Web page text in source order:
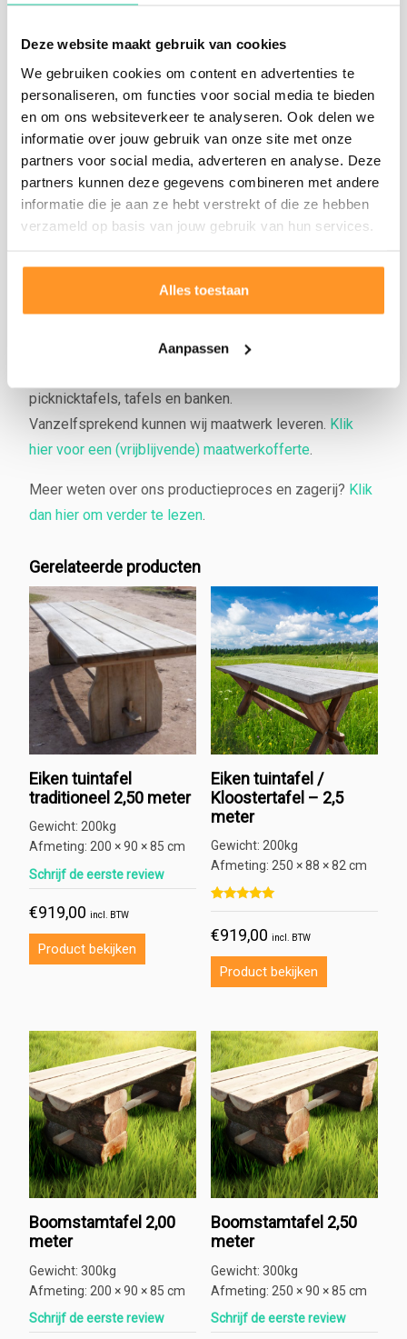
Deze website maakt gebruik van cookies
We gebruiken cookies om content en advertenties te
personaliseren, om functies voor social media te bieden
en om ons websiteverkeer te analyseren. Ook delen we
informatie over jouw gebruik van onze site met onze
partners voor social media, adverteren en analyse. Deze
partners kunnen deze gegevens combineren met andere
informatie die je aan ze hebt verstrekt of die ze hebben
verzameld op basis van jouw gebruik van hun services.
Alles toestaan
Aanpassen
Afhankelijk van het seizoen kan de voorraad en
levertijd variëren. Doorgaans kunnen wij binnen 3
weken leveren (meestal sneller). Wij hebben geen
massa productie. Elk product, wat het ook is, is
maatwerk en dus uniek. De meeste producten worden
dan ook op bestelling gemaakt of zijn beperkt op
voorraad.
reguliere vervoerder i.v.m. het gewicht. U kunt uw tafel
picknicktafels, tafels en banken.
Vanzelfsprekend kunnen wij maatwerk leveren. Klik
hier voor een (vrijblijvende) maatwerkofferte.
Meer weten over ons productieproces en zagerij? Klik
dan hier om verder te lezen.
Gerelateerde producten
Eiken tuintafel
traditioneel 2,50 meter
Gewicht: 200kg
Afmeting: 200 × 90 × 85 cm
Schrijf de eerste review
€919,00 incl. BTW
Product bekijken
Eiken tuintafel /
Kloostertafel – 2,5
meter
Gewicht: 200kg
Afmeting: 250 × 88 × 82 cm
Gewaardeerd
op 5 gebaseerd op
2
waarderingen
€919,00 incl. BTW
Product bekijken
Boomstamtafel 2,00
meter
Gewicht: 300kg
Afmeting: 200 × 90 × 85 cm
Schrijf de eerste review
Boomstamtafel 2,50
meter
Gewicht: 300kg
Afmeting: 250 × 90 × 85 cm
Schrijf de eerste review